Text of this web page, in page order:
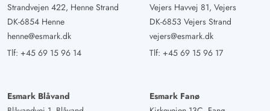
Strandvejen 422, Henne Strand
DK-6854 Henne
henne@esmark.dk
Tlf: +45 69 15 96 14
Vejers Havvej 81, Vejers
DK-6853 Vejers Strand
vejers@esmark.dk
Tlf: +45 69 15 96 17
Esmark Blåvand
Esmark Fanø